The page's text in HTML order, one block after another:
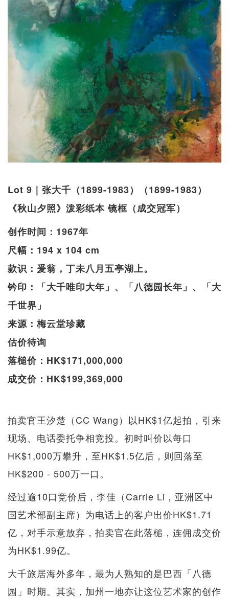
Lot 9｜张大千（1899-1983）（1899-1983）
《秋山夕照》泼彩纸本 镜框（成交冠军）
创作时间：1967年
尺幅：194 x 104 cm
款识：爰翁，丁未八月五亭湖上。
钤印：「大千唯印大年」、「八德园长年」、「大
千世界」
来源：梅云堂珍藏
估价待询
落槌价：HK$171,000,000
成交价：HK$199,369,000
拍卖官王汐楚（CC Wang）以HK$1亿起拍，引来
现场、电话委托争相竞投。初时叫价以每口
HK$1,000万攀升，至HK$1.5亿后，则回落至
HK$200 - 500万一口。
经过逾10口竞价后，李佳（Carrie Li，亚洲区中
国艺术部副主席）为电话上的客户出价HK$1.71
亿，对手示意放弃，拍卖官在此落槌，连佣成交价
为HK$1.99亿。
大千旅居海外多年，最为人熟知的是巴西「八德
园」时期。其实，加州一地亦让这位艺术家的创作